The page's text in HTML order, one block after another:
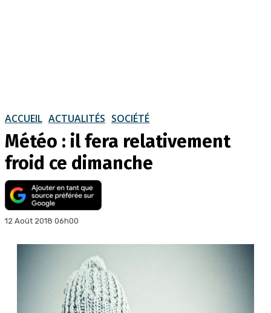
ACCUEIL ACTUALITÉS SOCIÉTÉ
Météo : il fera relativement
froid ce dimanche
12 Août 2018 06h00